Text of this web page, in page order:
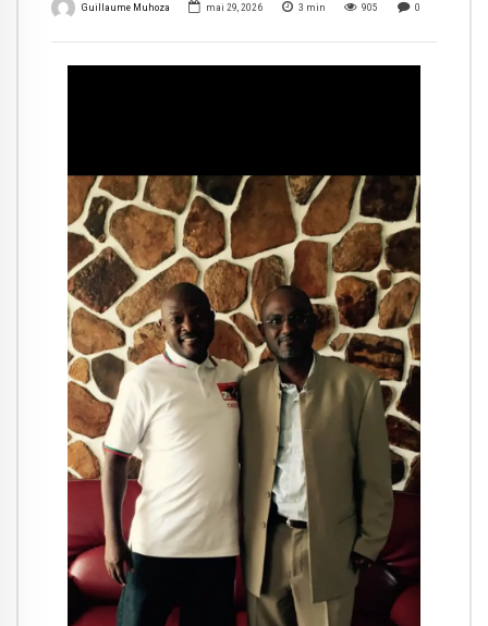
Guillaume Muhoza mai 29, 2026 3 min 905 0